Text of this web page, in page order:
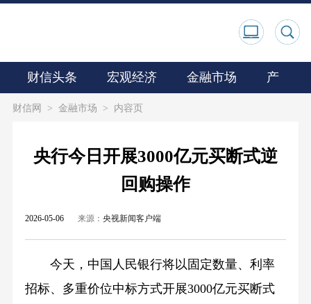
财信头条 宏观经济 金融市场 产业观
财信网 > 金融市场 > 内容页
央行今日开展3000亿元买断式逆
回购操作
2026-05-06 来源： 央视新闻客户端
今天，中国人民银行将以固定数量、利率
招标、多重价位中标方式开展3000亿元买断式